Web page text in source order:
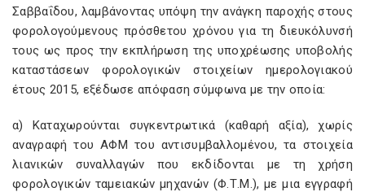
Σαββαΐδου, λαμβάνοντας υπόψη την ανάγκη παροχής στους
φορολογούμενους πρόσθετου χρόνου για τη διευκόλυνσή
τους ως προς την εκπλήρωση της υποχρέωσης υποβολής
καταστάσεων φορολογικών στοιχείων ημερολογιακού
έτους 2015, εξέδωσε απόφαση σύμφωνα με την οποία:
α) Καταχωρούνται συγκεντρωτικά (καθαρή αξία), χωρίς
αναγραφή του ΑΦΜ του αντισυμβαλλομένου, τα στοιχεία
λιανικών συναλλαγών που εκδίδονται με τη χρήση
φορολογικών ταμειακών μηχανών (Φ.Τ.Μ.), με μια εγγραφή